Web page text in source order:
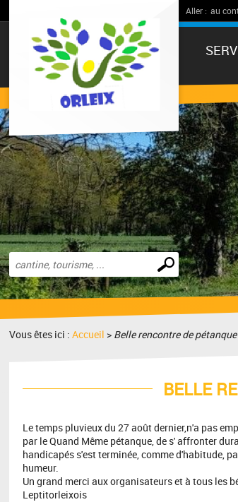
Aller : au
Effectuer
une
recherche
Vous êtes ici :Accueil > Belle rencontre de
BELLE
Le temps pluvieux du 27 août dernier,n'a pas
par le Quand Même pétanque, de s' affronter
handicapés s'est terminée, comme d'habitude,
humeur.
Un grand merci aux organisateurs et à tous les
Leptitorleixois